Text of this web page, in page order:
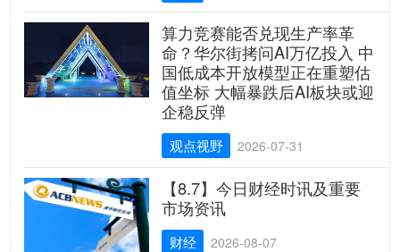
算力竞赛能否兑现生产率革
命？华尔街拷问AI万亿投入 中
国低成本开放模型正在重塑估
值坐标 大幅暴跌后AI板块或迎
企稳反弹
观点视野 2026-07-31
【8.7】今日财经时讯及重要
市场资讯
财经 2026-08-07